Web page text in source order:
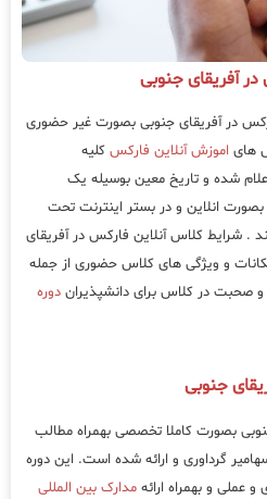
آفریقای جنوبی
در آفریقای جنوبی بصورت غیر حضوری
های اموزش آنلاین فارکس کلیه
شده و تاریخ معین بوسیله یک
انلاین و در بستر اینترنت تحت
. شرایط کلاس آنلاین فارکس در آفریقای
و ویژگی های کلاس حضوری از جمله
صحبت در کلاس برای دانشپذیران دوره
جنوبی
بصورت کاملا تخصصی بهمراه مطالب
گرداوری و ارائه شده است. این دوره
مدارک بین المللی